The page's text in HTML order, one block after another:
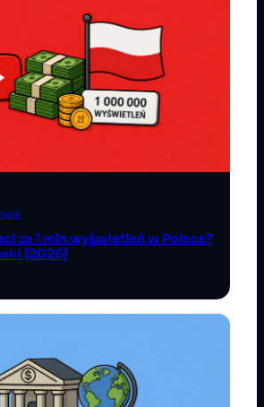
za 1 mln wyświetleń w Polsce?
[2026]